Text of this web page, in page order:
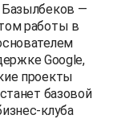
Базылбеков —
работы в
Google,
проекты
базовой
клуба